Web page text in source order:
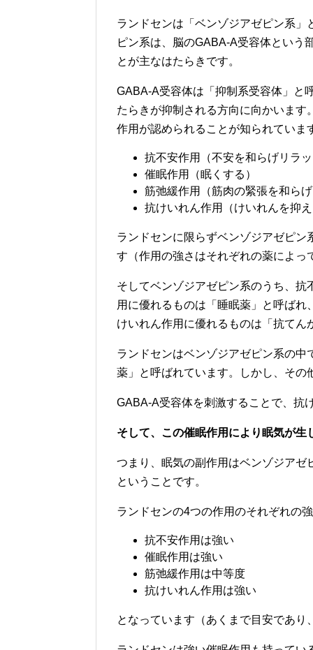
ランドセンは「ベンゾジアゼピン系
ピン系は、脳のGABA-A受容体という
とが主なはたらきです。
GABA-A受容体は「抑制系受容体」と
たらきが抑制される方向に向かいま
作用が認められることが知られていま
抗不安作用（不安を和らげリラ
催眠作用（眠くする）
筋弛緩作用（筋肉の緊張を和ら
抗けいれん作用（けいれんを抑
ランドセンに限らずベンゾジアゼピ
す（作用の強さはそれぞれの薬によっ
そしてベンゾジアゼピン系のうち、
用に優れるものは「睡眠薬」と呼ば
けいれん作用に優れるものは「抗てん
ランドセンはベンゾジアゼピン系の
薬」と呼ばれています。しかし、そ
GABA-A受容体を刺激することで、抗
そして、この催眠作用により眠気が生
つまり、眠気の副作用はベンゾジア
ということです。
ランドセンの4つの作用のそれぞれの
抗不安作用は強い
催眠作用は強い
筋弛緩作用は中等度
抗けいれん作用は強い
となっています（あくまで目安であり